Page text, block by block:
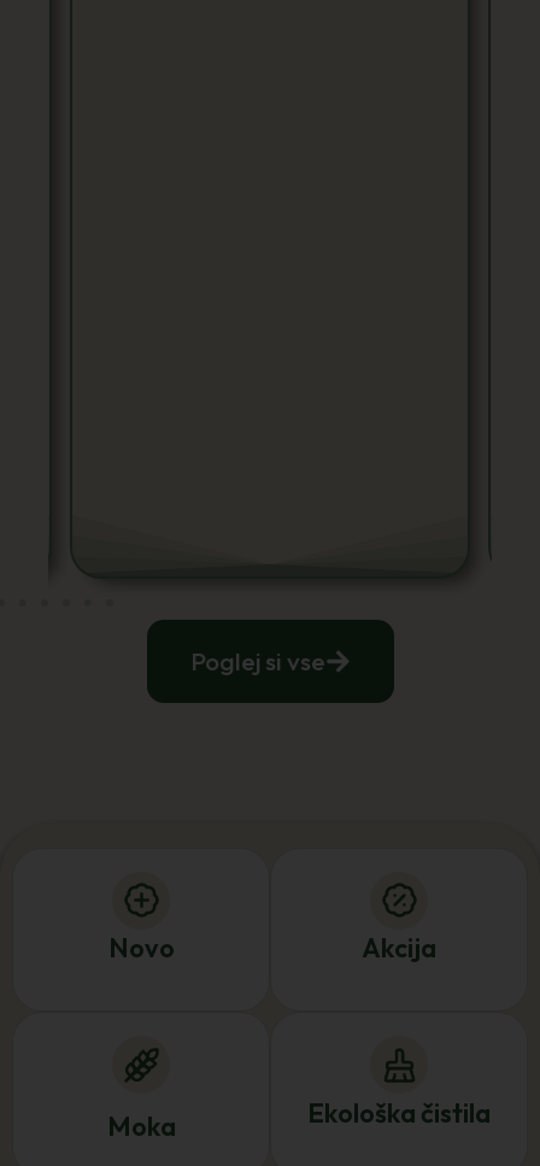
Poglej si vse
Novo Akcija
Moka Ekološka čistila